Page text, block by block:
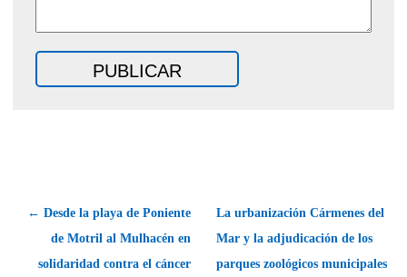
← Desde la playa de Poniente
de Motril al Mulhacén en
solidaridad contra el cáncer
La urbanización Cármenes del
Mar y la adjudicación de los
parques zoológicos municipales